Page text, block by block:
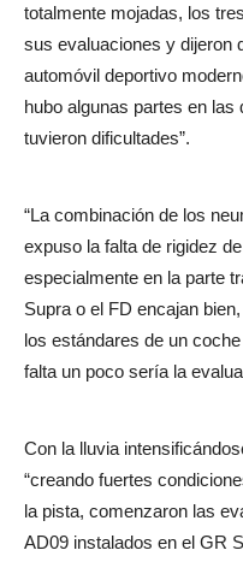
totalmente mojadas, los
sus evaluaciones y dijeron
automóvil deportivo
hubo algunas partes en
tuvieron dificultades”.
“La combinación de los
expuso la falta de rigidez
especialmente en la parte
Supra o el FD encajan
los estándares de un
falta un poco sería la
Con la lluvia
“creando fuertes
la pista, comenzaron las
AD09 instalados en el GR